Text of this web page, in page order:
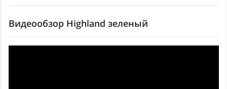
Видеообзор Highland зеленый